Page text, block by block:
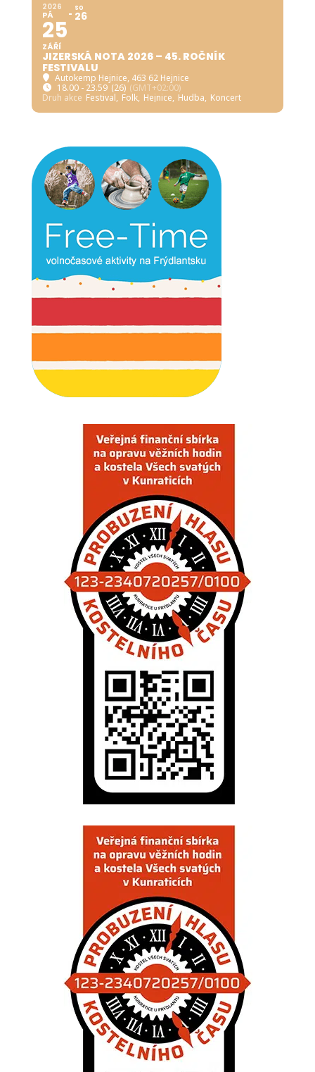
2026
PÁ
25
ZÁŘÍ
SO
26
JIZERSKÁ NOTA 2026 – 45. ROČNÍK
FESTIVALU
Autokemp Hejnice, 463 62 Hejnice
18.00 - 23.59 (26) (GMT+02:00)
Druh akce Festival, Folk, Hejnice, Hudba, Koncert